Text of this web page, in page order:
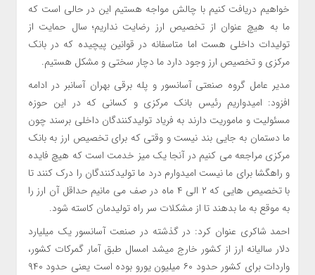
خواهیم دریافت کنیم با چالش مواجه هستیم این در حالی است که
ما به هیچ عنوان از تخصیص ارز رضایت نداریم؛ سال حمایت از
تولیدات داخلی هست اما متاسفانه در قوانین پیچیده که در بانک
مرکزی و تخصیص ارز وجود دارد ما دچار سختی و مشکل هستیم.
مدیر عامل گروه صنعتی آسانسور و پله برقی بهران آسانبر در ادامه
افزود: امیدواریم رئیس بانک مرکزی و کسانی که در این حوزه
مسئولیت و ماموریت دارند به فریاد تولیدکنندگان داخلی برسند چون
ما دستمان به جایی بند نیست و وقتی که برای تخصیص ارز به بانک
مرکزی مراجعه می کنیم در آنجا یک میز خدمت است که هیچ فایده
و راهگشا برای ما نیست امیدوارم درد ما تولیدکنندگان را درک کنند تا
با تخصیص هایی که ۲ الی ۴ ماه در صف می مانیم حداقل آن ارز را
به موقع به ما بدهند تا از مشکلات سر راه تولیدمان کاسته شود.
احمد شاکری عنوان کرد: در گذشته در صنعت آسانسور یک میلیارد
دلار سالیانه ارز از کشور خارج میشد امسال طبق آمار گمرکات کشور،
واردات برای کشور حدود ۶۰ میلیون یورو بوده است یعنی حدود ۹۴۰